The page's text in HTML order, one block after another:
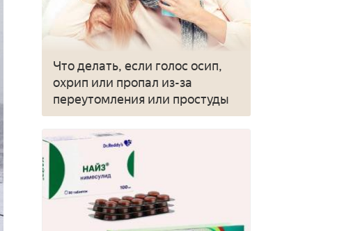
Что делать, если голос осип,
охрип или пропал из-за
переутомления или простуды